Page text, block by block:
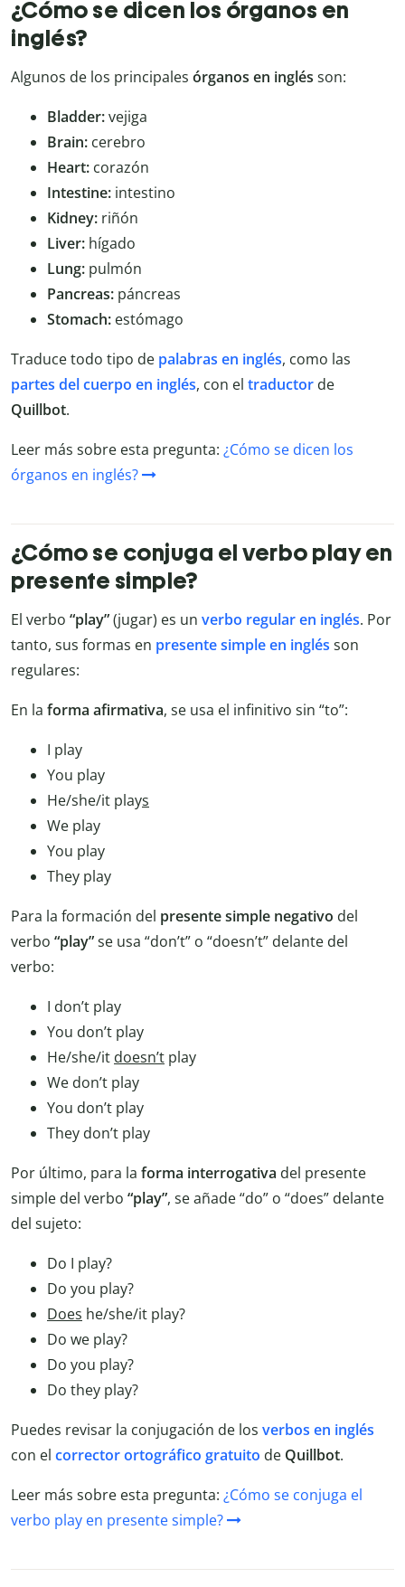
¿Cómo se dicen los órganos en
inglés?
Algunos de los principales órganos en inglés son:
Bladder:vejiga
Brain: cerebro
Heart: corazón
Intestine: intestino
Kidney: riñón
Liver: hígado
Lung: pulmón
Pancreas: páncreas
Stomach: estómago
Traduce todo tipo de palabras en inglés, como las
partes del cuerpo en inglés, con el traductor de
Quillbot.
Leer más sobre esta pregunta: ¿Cómo se dicen los
órganos en inglés?
¿Cómo se conjuga el verbo play en
presente simple?
El verbo “play”(jugar) es un verbo regular en inglés. Por
tanto, sus formas en presente simple en inglés son
regulares:
En la forma afirmativa, se usa el infinitivo sin “to”:
I play
You play
He/she/it plays
We play
You play
They play
Para la formación del presente simple negativo del
verbo “play”se usa “don’t” o “doesn’t” delante del
verbo:
I don’t play
You don’t play
He/she/it doesn’t play
We don’t play
You don’t play
They don’t play
Por último, para la forma interrogativa del presente
simple del verbo “play”, se añade “do” o “does” delante
del sujeto:
Do I play?
Do you play?
Does he/she/it play?
Do we play?
Do you play?
Do they play?
Puedes revisar la conjugación de los verbos en inglés
con el corrector ortográfico gratuito de Quillbot.
Leer más sobre esta pregunta: ¿Cómo se conjuga el
verbo play en presente simple?